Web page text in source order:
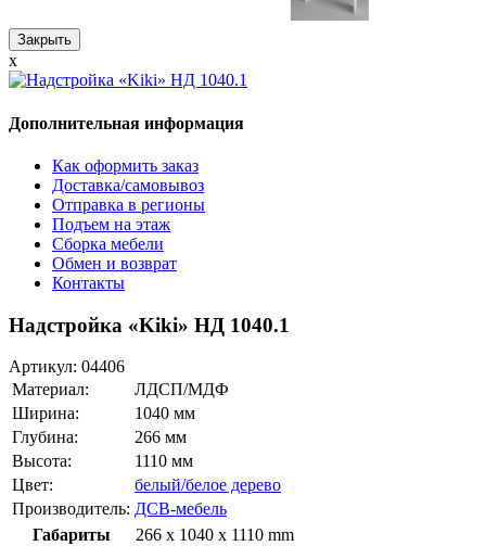
Закрыть
x
Дополнительная информация
Как оформить заказ
Доставка/самовывоз
Отправка в регионы
Подъем на этаж
Сборка мебели
Обмен и возврат
Контакты
Надстройка «Kiki» НД 1040.1
Артикул: 04406
Материал:
ЛДСП/МДФ
Ширина:
1040 мм
Глубина:
266 мм
Высота:
1110 мм
Цвет:
белый/белое дерево
Производитель: ДСВ-мебель
Габариты
266 x 1040 x 1110 mm